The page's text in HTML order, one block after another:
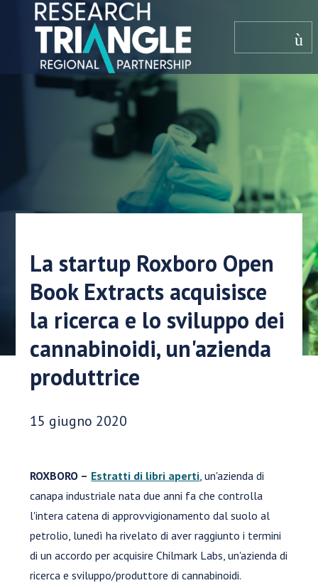
Salta al contenuto
menù
La startup Roxboro Open
Book Extracts acquisisce
la ricerca e lo sviluppo dei
cannabinoidi, un'azienda
produttrice
Data di pubblicazione:
15 giugno 2020
ROXBORO – Estratti di libri aperti , un'azienda di
canapa industriale nata due anni fa che controlla
l'intera catena di approvvigionamento dal suolo al
petrolio, lunedì ha rivelato di aver raggiunto i termini
di un accordo per acquisire Chilmark Labs, un'azienda di
ricerca e sviluppo/produttore di cannabinoidi.